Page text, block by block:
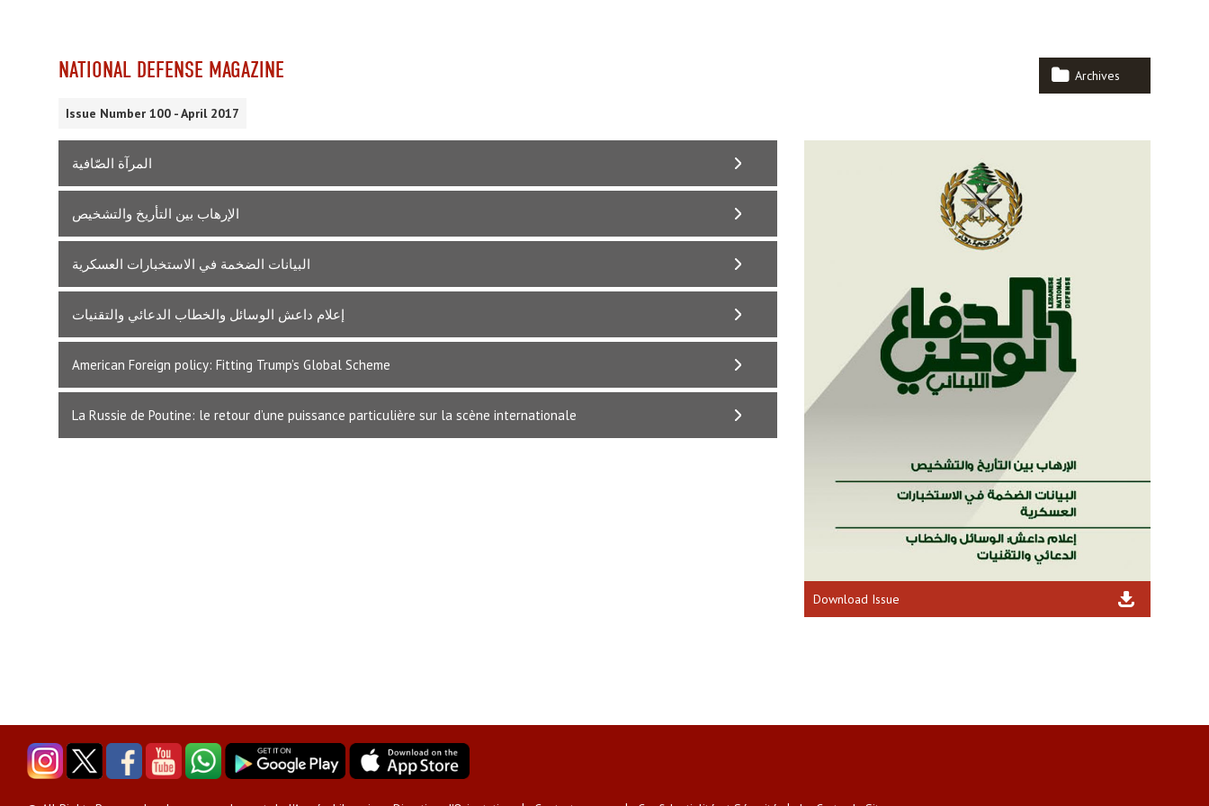
NATIONAL DEFENSE MAGAZINE Archives
Issue Number 100 - April 2017
المرآة الصّافية
الإرهاب بين التأريخ والتشخيص
البيانات الضخمة في الاستخبارات العسكرية
إعلام داعش الوسائل والخطاب الدعائي والتقنيات
American Foreign policy: Fitting Trump’s Global Scheme
La Russie de Poutine: le retour d’une puissance particulière sur la scène internationale
Download Issue